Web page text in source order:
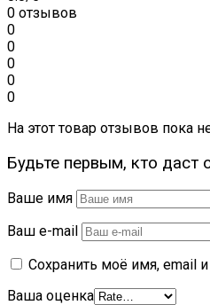
0 отзывов
0
0
0
0
0
На этот товар отзывов пока
Будьте первым, кто даст
Ваше имя
Ваш e-mail
Сохранить моё имя, email
Ваша оценка